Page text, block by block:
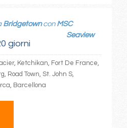
giorni
Bridgetowncon MSC
Seaview
Ketchikan, Fort De France,
Road Town, St. John S,
Barcellona